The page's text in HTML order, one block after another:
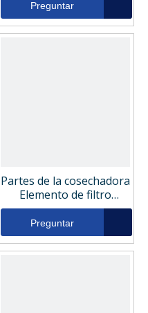
Preguntar
Partes de la cosechadora
Elemento de filtro
hidráulico DH972FP
Preguntar